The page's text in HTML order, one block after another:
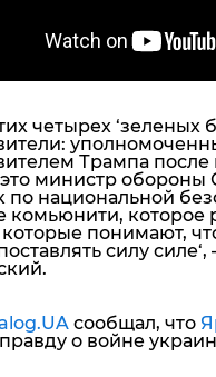
четырех ‘зеленых
Трампа после
это министр
по национальной
комьюнити, которое
понимают,
силу силе
сообщал, что
о войне